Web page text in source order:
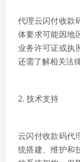
代理云闪付收款
体要求可能因地
业务许可证或执
还需了解相关法
2. 技术支持
云闪付收款码代
统搭建、维护和